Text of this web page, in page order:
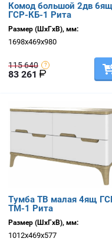
Комод большой 2дв 6ящ
ГСР-КБ-1 Рита
Размер (ШхГхВ), мм:
1698х469х980
115 640
83 261
Тумба ТВ малая 4ящ
ТМ-1 Рита
Размер (ШхГхВ), мм:
1012х469х577